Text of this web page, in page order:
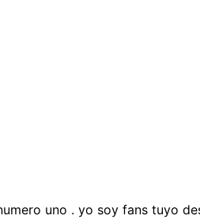
uno . yo soy fans tuyo